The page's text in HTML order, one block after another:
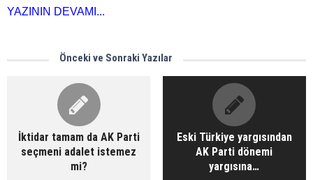
YAZININ DEVAMI...
Önceki ve Sonraki Yazılar
İktidar tamam da AK Parti
seçmeni adalet istemez
mi?
Eski Türkiye yargısından
AK Parti dönemi
yargısına…